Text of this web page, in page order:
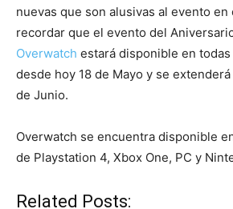
nuevas que son alusivas al evento en
recordar que el evento del
Overwatch estará disponible en
desde hoy 18 de Mayo y se
de Junio.
Overwatch se encuentra disponible
de Playstation 4, Xbox One, PC y
Related Posts: